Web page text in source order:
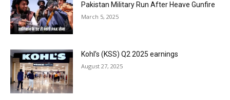
Pakistan Military Run After Heave Gunfire
March 5, 2025
Kohl’s (KSS) Q2 2025 earnings
August 27, 2025